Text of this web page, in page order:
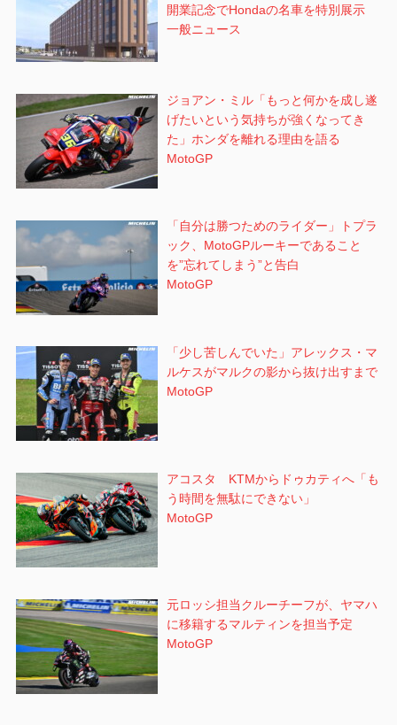
開業記念でHondaの名車を特別展示
一般ニュース
ジョアン・ミル「もっと何かを成し遂
げたいという気持ちが強くなってき
た」ホンダを離れる理由を語る
MotoGP
「自分は勝つためのライダー」トプラ
ック、MotoGPルーキーであること
を”忘れてしまう”と告白
MotoGP
「少し苦しんでいた」アレックス・マ
ルケスがマルクの影から抜け出すまで
MotoGP
アコスタ KTMからドゥカティへ「も
う時間を無駄にできない」
MotoGP
元ロッシ担当クルーチーフが、ヤマハ
に移籍するマルティンを担当予定
MotoGP